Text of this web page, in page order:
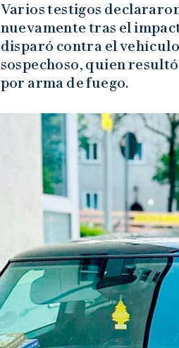
Varios testigos
nuevamente tras el
disparó contra el
sospechoso, quien
por arma de fuego.